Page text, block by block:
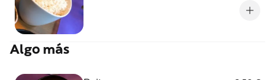
Algo más